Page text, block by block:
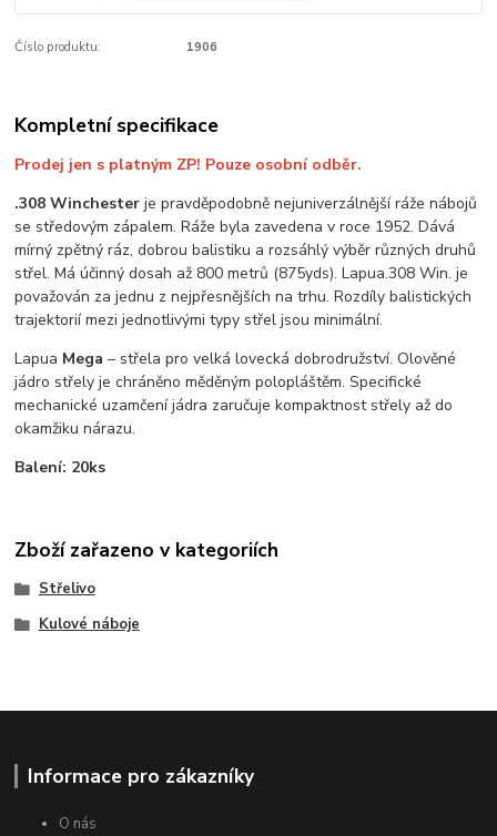
Číslo produktu: 1906
Kompletní specifikace
Prodej jen s platným ZP! Pouze osobní odběr.
.308 Winchester je pravděpodobně nejuniverzálnější ráže nábojů
se středovým zápalem. Ráže byla zavedena v roce 1952. Dává
mírný zpětný ráz, dobrou balistiku a rozsáhlý výběr různých druhů
střel. Má účinný dosah až 800 metrů (875yds). Lapua.308 Win. je
považován za jednu z nejpřesnějších na trhu. Rozdíly balistických
trajektorií mezi jednotlivými typy střel jsou minimální.
Lapua Mega – střela pro velká lovecká dobrodružství. Olověné
jádro střely je chráněno měděným polopláštěm. Specifické
mechanické uzamčení jádra zaručuje kompaktnost střely až do
okamžiku nárazu.
Balení: 20ks
Zboží zařazeno v kategoriích
Střelivo
Kulové náboje
Informace pro zákazníky
O nás